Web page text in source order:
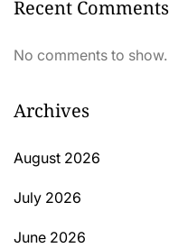
Recent Comments
No comments to show.
Archives
August 2026
July 2026
June 2026